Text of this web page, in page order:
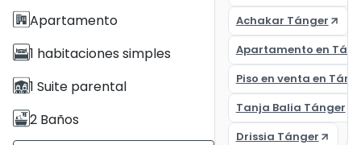
Apartamento
1 habitaciones simples
1 Suite parental
2 Baños
Achakar Tánger
Apartamento en
Piso en venta en
Tanja Balia Tánger
Drissia Tánger